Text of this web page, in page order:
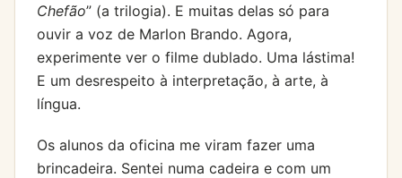
Chefão” (a trilogia). E muitas delas só para
ouvir a voz de Marlon Brando. Agora,
experimente ver o filme dublado. Uma lástima!
E um desrespeito à interpretação, à arte, à
língua.
Os alunos da oficina me viram fazer uma
brincadeira. Sentei numa cadeira e com um